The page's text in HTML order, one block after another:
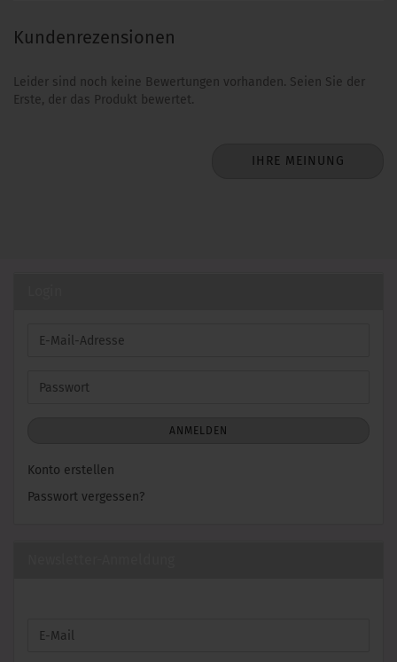
Kundenrezensionen
Leider sind noch keine Bewertungen vorhanden. Seien Sie der
Erste, der das Produkt bewertet.
IHRE MEINUNG
E-
Passwort
ANMELDEN
Konto erstellen
Passwort vergessen?
ZUR
E-